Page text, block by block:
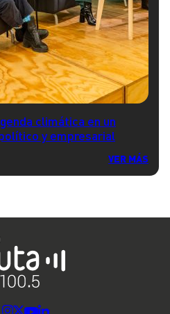
climática en un
y empresarial
VER MÁS